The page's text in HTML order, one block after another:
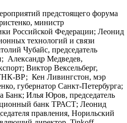
предстоящего форума
министр
Российской Федерации; Леонид
технологий и связи
Чубайс, председатель
Александр Медведев,
Виктор Вексельберг,
ВР; Кен Ливингстон, мэр
губернатор Санкт-Петербурга;
Банк; Илья Юров, председатель
банк ТРАСТ; Леонид
правления, Норильский